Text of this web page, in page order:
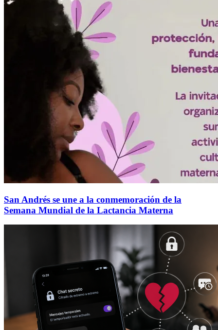
San Andrés se une a la conmemoración de la
Semana Mundial de la Lactancia Materna